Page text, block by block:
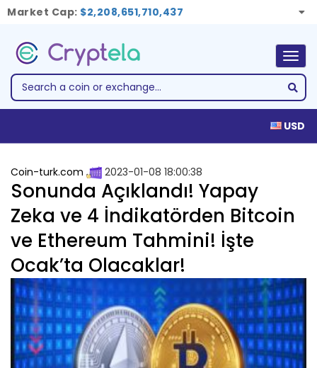
Market Cap: $2,208,651,710,437
USD
Coin-turk.com 2023-01-08 18:00:38
Sonunda Açıklandı! Yapay
Zeka ve 4 İndikatörden Bitcoin
ve Ethereum Tahmini! İşte
Ocak’ta Olacaklar!